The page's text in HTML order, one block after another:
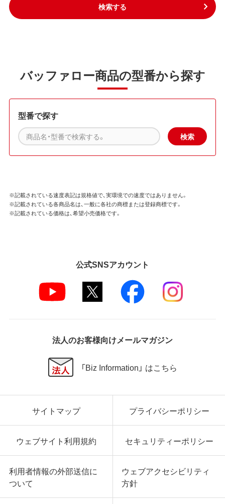
検索する
バッファロー商品の型番から探す
型番で探す
※記載されている速度表記は規格値で、実環境での速度ではありません。
※記載されている各商品名は、一般に各社の商標または登録商標です。
※記載されている価格は、希望小売価格です。
公式SNSアカウント
法人のお客様向けメールマガジン
「Biz Information」 はこちら
サイトマップ プライバシーポリシー
ウェブサイト利用規約 セキュリティーポリシー
利用者情報の外部送信に
ついて
ウェブアクセシビリティ
方針